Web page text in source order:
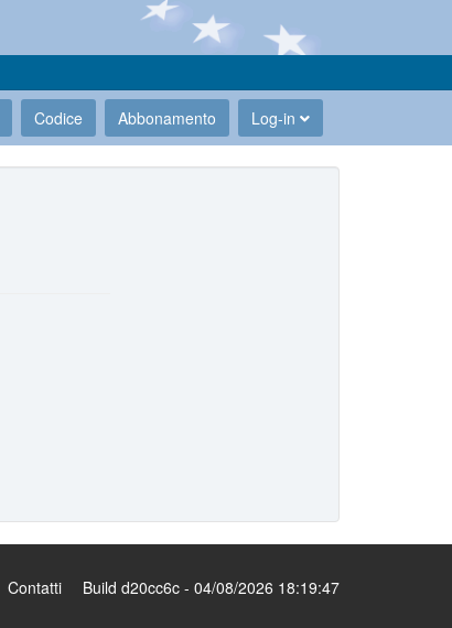
Codice Abbonamento Log-in
Contatti Build d20cc6c - 04/08/2026 18:19:47